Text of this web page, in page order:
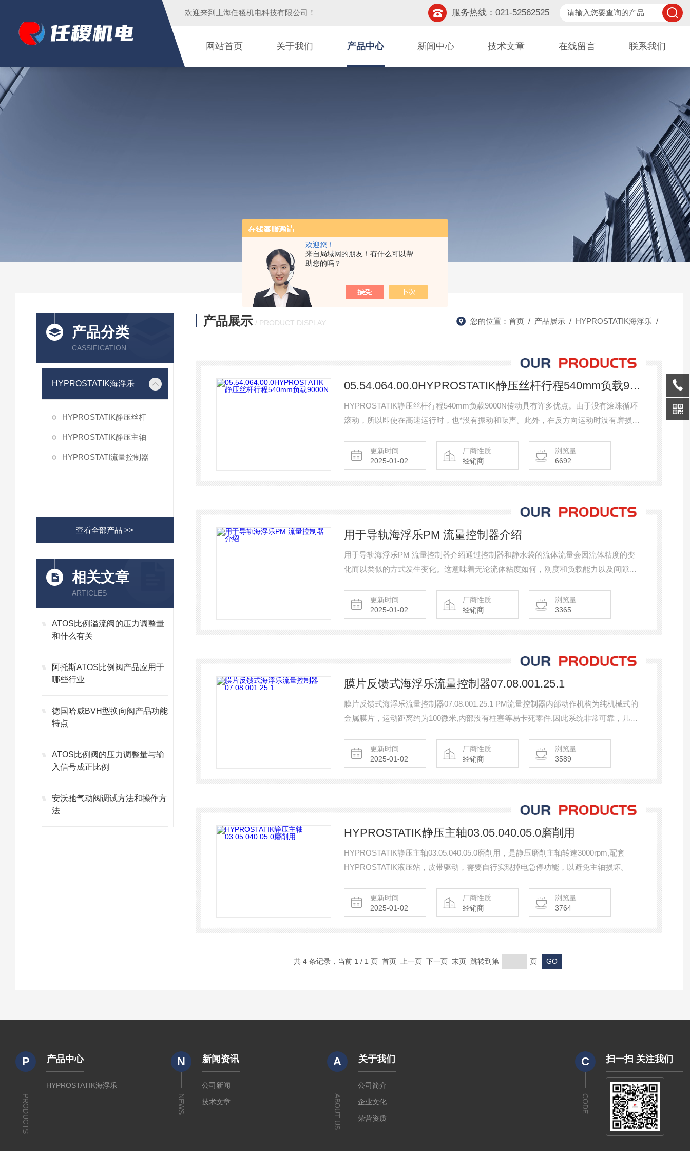
欢迎您！
来自局域网的朋友！有什么可以帮
助您的吗？
欢迎来到 上海任稷机电科技有限公司 ！ 服务热线：021-52562525
网站首页 关于我们 产品中心 新闻中心 技术文章 在线留言 联系我们
产品分类
CASSIFICATION
HYPROSTATIK海浮乐
HYPROSTATIK静压丝杆
HYPROSTATIK静压主轴
HYPROSTATI流量控制器
查看全部产品 >>
相关文章
ARTICLES
ATOS比例溢流阀的压力调整量
和什么有关
阿托斯ATOS比例阀产品应用于
哪些行业
德国哈威BVH型换向阀产品功能
特点
ATOS比例阀的压力调整量与输
入信号成正比例
安沃驰气动阀调试方法和操作方
法
产品展示 / PRODUCT DISPLAY 您的位置： 首页 / 产品展示 / HYPROSTATIK海浮乐 /
05.54.064.00.0HYPROSTATIK静压丝杆行程540mm负载9000N
HYPROSTATIK静压丝杆行程540mm负载9000N传动具有许多优点。由于没有滚珠循环
滚动，所以即使在高速运行时，也*没有振动和噪声。此外，在反方向运动时没有磨损，
负荷和冲击负载。
更新时间
2025-01-02
厂商性质
经销商
浏览量
6692
用于导轨海浮乐PM 流量控制器介绍
用于导轨海浮乐PM 流量控制器介绍通过控制器和静水袋的流体流量会因流体粘度的变
化而以类似的方式发生变化。这意味着无论流体粘度如何，刚度和负载能力以及间隙尺
更新时间
2025-01-02
厂商性质
经销商
浏览量
3365
膜片反馈式海浮乐流量控制器07.08.001.25.1
膜片反馈式海浮乐流量控制器07.08.001.25.1 PM流量控制器内部动作机构为纯机械式的
金属膜片，运动距离约为100微米,内部没有柱塞等易卡死零件.因此系统非常可靠，几乎
更新时间
2025-01-02
厂商性质
经销商
浏览量
3589
HYPROSTATIK静压主轴03.05.040.05.0磨削用
HYPROSTATIK静压主轴03.05.040.05.0磨削用，是静压磨削主轴转速3000rpm,配套
HYPROSTATIK液压站，皮带驱动，需要自行实现掉电急停功能，以避免主轴损坏。
更新时间
2025-01-02
厂商性质
经销商
浏览量
3764
共 4 条记录，当前 1 / 1 页 首页 上一页 下一页 末页 跳转到第 页
P
PRODUCTS
产品中心
HYPROSTATIK海浮乐
N
NEWS
新闻资讯
公司新闻
技术文章
A
ABOUT US
关于我们
公司简介
企业文化
荣营资质
C
CODE
扫一扫 关注我们